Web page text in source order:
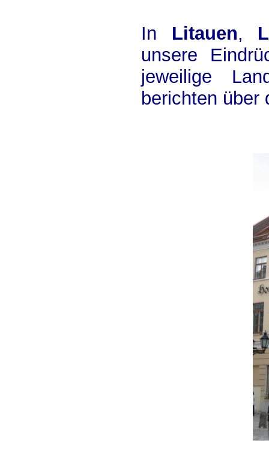
In Litauen,
unsere
jeweilige
berichten über